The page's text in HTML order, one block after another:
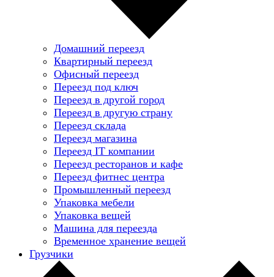
Домашний переезд
Квартирный переезд
Офисный переезд
Переезд под ключ
Переезд в другой город
Переезд в другую страну
Переезд склада
Переезд магазина
Переезд IT компании
Переезд ресторанов и кафе
Переезд фитнес центра
Промышленный переезд
Упаковка мебели
Упаковка вещей
Машина для переезда
Временное хранение вещей
Грузчики